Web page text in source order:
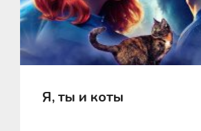
Я, ты и коты